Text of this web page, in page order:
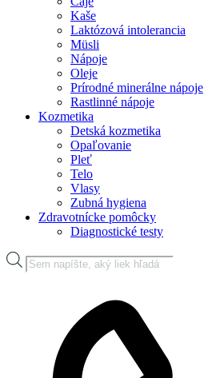
Kaše
Laktózová intolerancia
Müsli
Nápoje
Oleje
Prírodné minerálne nápoje
Rastlinné nápoje
Kozmetika
Detská kozmetika
Opaľovanie
Pleť
Telo
Vlasy
Zubná hygiena
Zdravotnícke pomôcky
Diagnostické testy
Products
search